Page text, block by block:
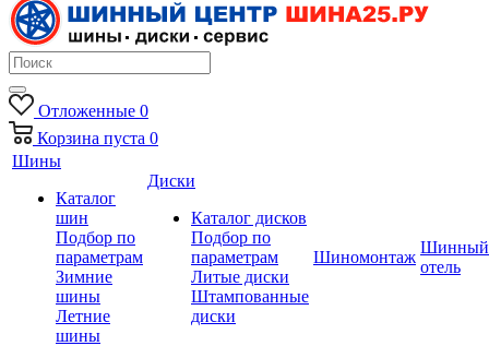
Отложенные 0
Корзина пуста 0
Шины
Каталог
шин
Подбор по
параметрам
Зимние
шины
Летние
шины
Диски
Каталог дисков
Подбор по
параметрам
Литые диски
Штампованные
диски
Шиномонтаж
Шинный
отель